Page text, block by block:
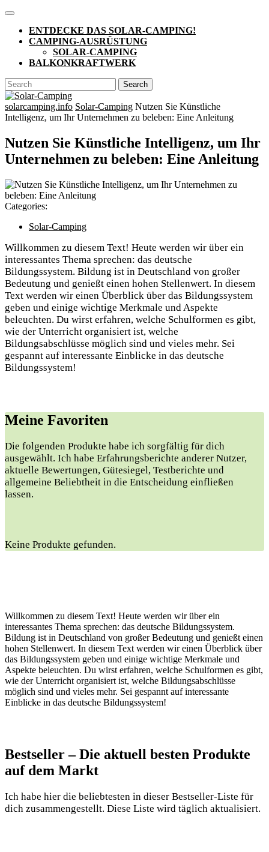
Skip
content
Open
ButtonENTDECKE DAS SOLAR-CAMPING!
CAMPING-AUSRÜSTUNG
SOLAR-CAMPING
BALKONKRAFTWERK
CLOSE
BUTTON
Search
for:
solarcamping.info Solar-Camping Nutzen Sie Künstliche
Intelligenz, um Ihr Unternehmen zu beleben: Eine Anleitung
Nutzen Sie Künstliche Intelligenz, um Ihr
Unternehmen zu beleben: Eine Anleitung
Categories:
Solar-Camping
Willkommen zu diesem Text! Heute werden wir über ein
interessantes Thema sprechen: das deutsche
Bildungssystem. Bildung ist in Deutschland von großer
Bedeutung und genießt einen hohen Stellenwert. In diesem
Text werden wir einen Überblick über das Bildungssystem
geben und einige wichtige Merkmale und Aspekte
beleuchten. Du wirst erfahren, welche Schulformen es gibt,
wie der Unterricht organisiert ist, welche
Bildungsabschlüsse möglich sind und vieles mehr. Sei
gespannt auf interessante Einblicke in das deutsche
Bildungssystem!
Meine Favoriten
Die folgenden Produkte habe ich sorgfältig für dich
ausgewählt. Ich habe Erfahrungsberichte anderer Nutzer,
aktuelle Bewertungen, Gütesiegel, Testberichte und
allgemeine Beliebtheit in die Entscheidung einfließen
lassen.
Keine Produkte gefunden.
Willkommen zu diesem Text! Heute werden wir über ein
interessantes Thema sprechen: das deutsche Bildungssystem.
Bildung ist in Deutschland von großer Bedeutung und genießt einen
hohen Stellenwert. In diesem Text werden wir einen Überblick über
das Bildungssystem geben und einige wichtige Merkmale und
Aspekte beleuchten. Du wirst erfahren, welche Schulformen es gibt,
wie der Unterricht organisiert ist, welche Bildungsabschlüsse
möglich sind und vieles mehr. Sei gespannt auf interessante
Einblicke in das deutsche Bildungssystem!
Bestseller – Die aktuell besten Produkte
auf dem Markt
Ich habe hier die beliebtesten in dieser Bestseller-Liste für
dich zusammengestellt. Diese Liste wird täglich aktualisiert.